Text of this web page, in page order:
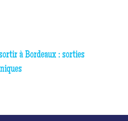
à Bordeaux : sorties